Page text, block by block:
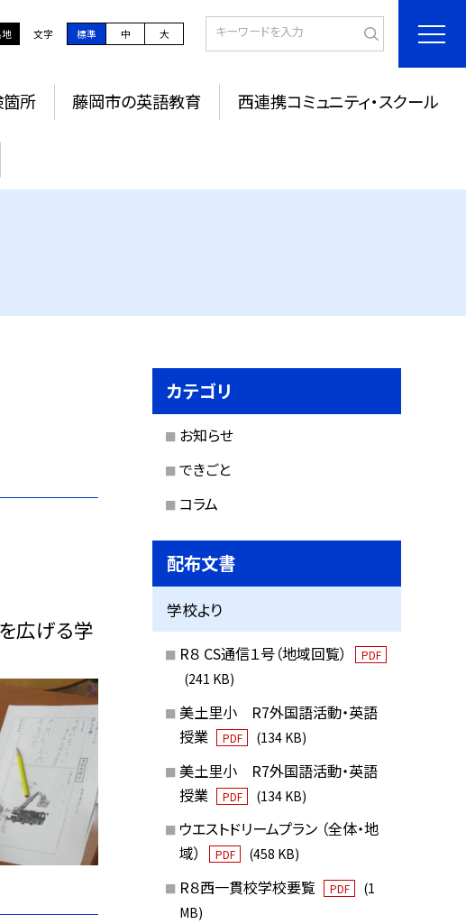
文字 標準 中 大
所 藤岡市の英語教育 西連携コミュニティ・スクール
広げる学
カテゴリ
お知らせ
できごと
コラム
配布文書
学校より
R８ CS通信１号（地域回覧） PDF
(241 KB)
美土里小 R7外国語活動・英語
授業
PDF (134 KB)
美土里小 R7外国語活動・英語
授業
PDF (134 KB)
ウエストドリームプラン （全体・地
域）
PDF (458 KB)
R８西一貫校学校要覧 PDF
(1
MB)